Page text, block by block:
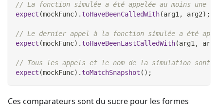
// La fonction simulée a été appelée au moins une
expect (mockFunc) . toHaveBeenCalledWith(arg1, arg2) ;
// Le dernier appel à la fonction simulée a été
expect (mockFunc) . toHaveBeenLastCalledWith(arg1, arg2
// Tous les appels et le nom de la simulation sont
expect (mockFunc) . toMatchSnapshot ( ) ;
Ces comparateurs sont du sucre pour les formes